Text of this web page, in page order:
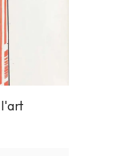
l'art